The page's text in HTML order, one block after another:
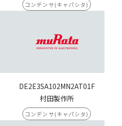
コンデンサ(キャパシタ)
DE2E3SA102MN2AT01F
村田製作所
コンデンサ(キャパシタ)